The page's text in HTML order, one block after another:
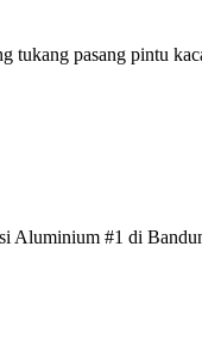
tukang pasang pintu
Aluminium #1 di